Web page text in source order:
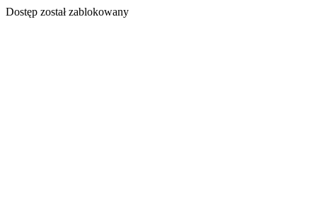
Dostęp został zablokowany